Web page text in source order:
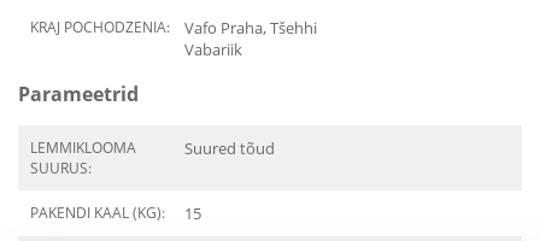
KRAJ POCHODZENIA:
Vafo Praha, Tšehhi
Vabariik
Parameetrid
LEMMIKLOOMA
SUURUS:
Suured tõud
PAKENDI KAAL (KG): 15